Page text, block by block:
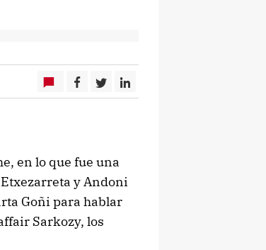
en lo que fue una
y Andoni
Goñi para hablar
Sarkozy, los